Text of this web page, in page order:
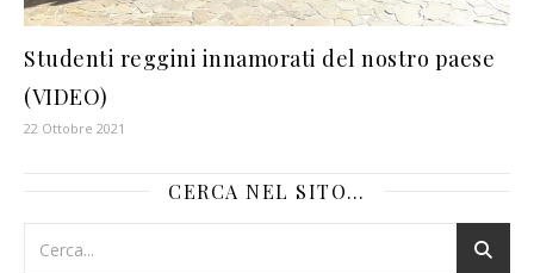
Studenti reggini innamorati del nostro paese
(VIDEO)
22 Ottobre 2021
CERCA NEL SITO…